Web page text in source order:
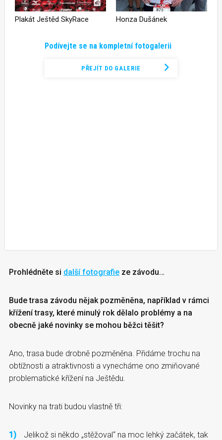
Podívejte se na kompletní fotogalerii
PŘEJÍT DO GALERIE
Plakát Ještěd SkyRace Honza Dušánek
Prohlédněte si další fotografie ze závodu…
Bude trasa závodu nějak pozměněna, například v rámci
křížení trasy, které minulý rok dělalo problémy a na
obecně jaké novinky se mohou běžci těšit?
Ano, trasa bude drobně pozměněna. Přidáme trochu na
obtížnosti a atraktivnosti a vynecháme ono zmiňované
problematické křížení na Ještědu.
Novinky na trati budou vlastně tři:
Jelikož si někdo „stěžoval“ na moc lehký začátek, tak